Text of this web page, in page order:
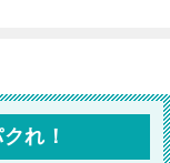
れ！